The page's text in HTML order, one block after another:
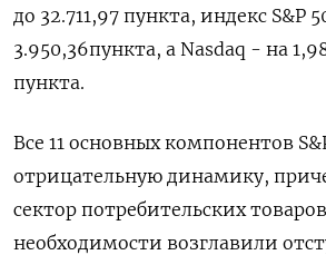
до 32.711,97 пункта, индекс S&P
3.950,36​ пункта, а Nasdaq - на
пункта.
Все 11 основных компонентов
отрицательную динамику,
сектор потребительских
необходимости возглавили